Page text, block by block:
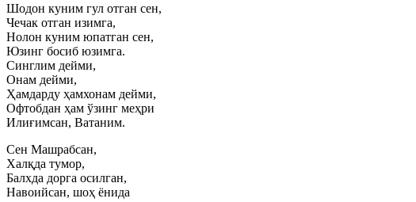
Шодон куним гул отган сен,
Чечак отган изимга,
Нолон куним юпатган сен,
Юзинг босиб юзимга.
Синглим дейми,
Онам дейми,
Ҳамдарду ҳамхонам дейми,
Офтобдан ҳам ўзинг меҳри
Илиғимсан, Ватаним.
Сен Машрабсан,
Халқда тумор,
Балхда дорга осилган,
Навоийсан, шоҳ ёнида